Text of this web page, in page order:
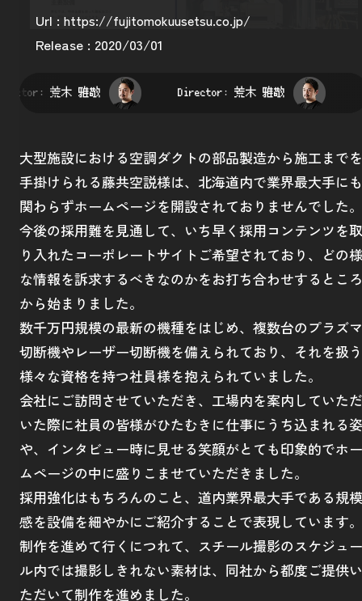
Url : https://fujitomokuusetsu.co.jp/
Release : 2020/03/01
荒木 雅敬 Director: 荒木 雅敬
大型施設における空調ダクトの部品製造から施工までを
手掛けられる藤共空説様は、北海道内で業界最大手にも
関わらずホームページを開設されておりませんでした。
今後の採用難を見通して、いち早く採用コンテンツを取
り入れたコーポレートサイトご希望されており、どの様
な情報を訴求するべきなのかをお打ち合わせするところ
から始まりました。
数千万円規模の最新の機種をはじめ、複数台のプラズマ
切断機やレーザー切断機を備えられており、それを扱う
様々な資格を持つ社員様を抱えられていました。
会社にご訪問させていただき、工場内を案内していただ
いた際に社員の皆様がひたむきに仕事にうち込まれる姿
や、インタビュー時に見せる笑顔がとても印象的でホー
ムページの中に盛りこませていただきました。
採用強化はもちろんのこと、道内業界最大手である規模
感を設備を細やかにご紹介することで表現しています。
制作を進めて行くにつれて、スチール撮影のスケジュー
ル内では撮影しきれない素材は、同社から都度ご提供い
ただいて制作を進めました。